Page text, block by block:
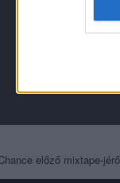
előző mixtape-